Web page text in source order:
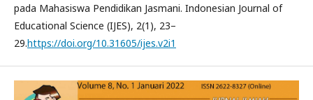
pada Mahasiswa Pendidikan Jasmani. Indonesian Journal of
Educational Science (IJES), 2(1), 23–
29.https://doi.org/10.31605/ijes.v2i1